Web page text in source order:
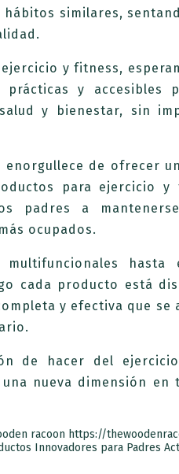
similares,
y fitness,
y accesibles
y bienestar, sin
de ofrecer
para ejercicio y
padres a
ocupados.
hasta
cada producto está
y efectiva que se
de hacer del
nueva dimensión en
racoon https://
Innovadores para Padres